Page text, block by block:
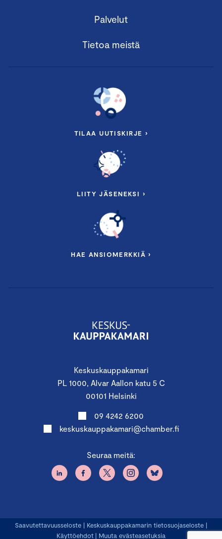
Keskuskauppakamari
PL 1000, Alvar Aallon katu 5 C
00101 Helsinki
09 4242 6200
keskuskauppakamari@chamber.fi
Seuraa meitä:
Palvelut
Tietoa meistä
TILAA UUTISKIRJE ›
LIITY JÄSENEKSI ›
HAE ANSIOMERKKIÄ ›
Saavutettavuusseloste | Keskuskauppakamarin tietosuojaseloste |
Käyttöehdot | Muuta evästeasetuksia